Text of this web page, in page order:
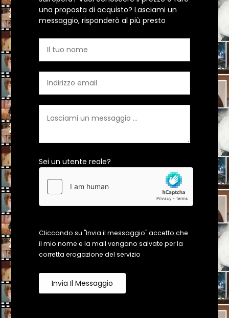
una proposta di acquisto? Lasciami un
messaggio, risponderò al più presto
Sei un utente reale?
Cliccando su "Invia il messaggio" accetto che
il mio nome e la mail vengano salvate per la
corretta erogazione del servizio
Invia Il Messaggio